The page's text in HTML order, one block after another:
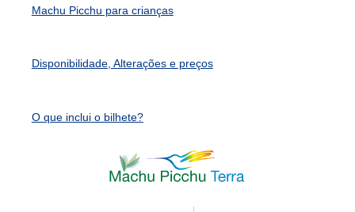
Machu Picchu para crianças
Disponibilidade, Alterações e preços
O que inclui o bilhete?